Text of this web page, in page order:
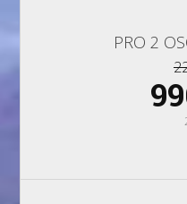
PRO 2